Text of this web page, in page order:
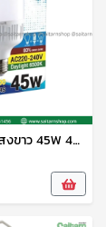
หลอดไฟ LED แสงขาว 45W 4500lm G-1126 HG